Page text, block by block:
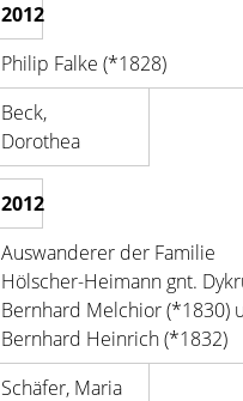
2012
Philip Falke (*1828)
Beck,
Dorothea
2012
Auswanderer der Familie
Hölscher-Heimann gnt.
Bernhard Melchior (*1830)
Bernhard Heinrich (*1832)
Schäfer, Maria